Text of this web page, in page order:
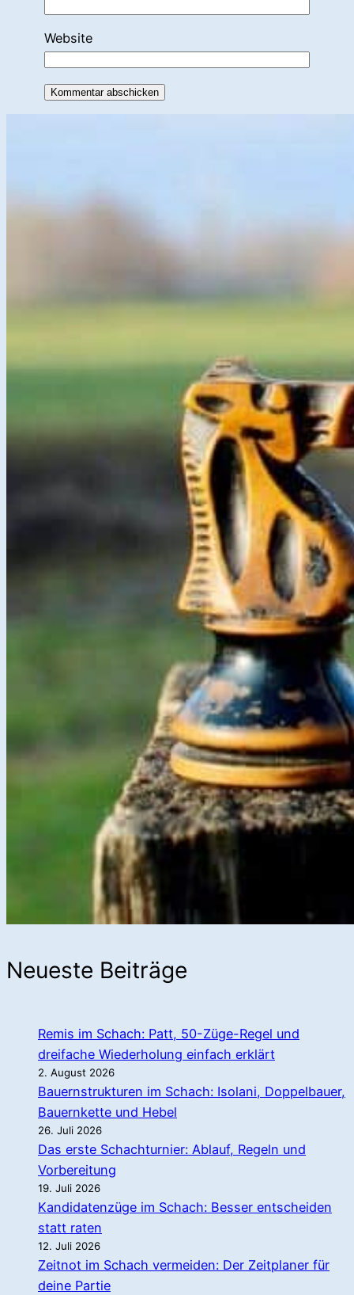
Website
Neueste Beiträge
Remis im Schach: Patt, 50-Züge-Regel und
dreifache Wiederholung einfach erklärt
2. August 2026
Bauernstrukturen im Schach: Isolani, Doppelbauer,
Bauernkette und Hebel
26. Juli 2026
Das erste Schachturnier: Ablauf, Regeln und
Vorbereitung
19. Juli 2026
Kandidatenzüge im Schach: Besser entscheiden
statt raten
12. Juli 2026
Zeitnot im Schach vermeiden: Der Zeitplaner für
deine Partie